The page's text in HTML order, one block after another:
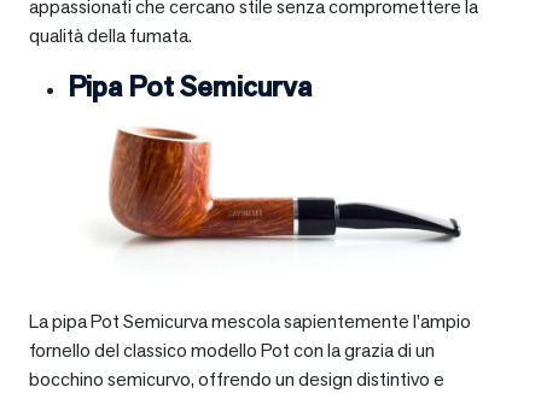
appassionati che cercano stile senza compromettere la
qualità della fumata.
Pipa Pot Semicurva
La pipa Pot Semicurva mescola sapientemente l’ampio
fornello del classico modello Pot con la grazia di un
bocchino semicurvo, offrendo un design distintivo e